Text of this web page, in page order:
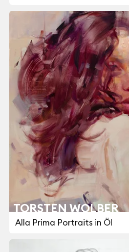
TORSTEN WOLBER
Alla Prima Portraits in Öl